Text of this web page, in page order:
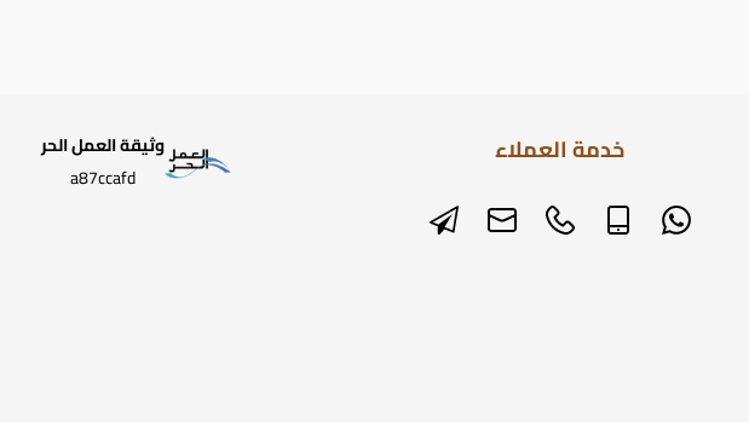
خدمة العملاء
وثيقة العمل الحر
a87ccafd